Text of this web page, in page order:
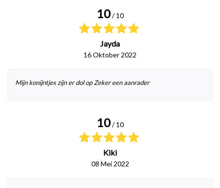
10 / 10
Jayda
16 Oktober 2022
Mijn konijntjes zijn er dol op Zeker een aanrader
10 / 10
Kiki
08 Mei 2022